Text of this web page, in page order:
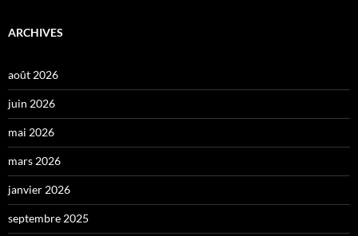
ARCHIVES
août 2026
juin 2026
mai 2026
mars 2026
janvier 2026
septembre 2025